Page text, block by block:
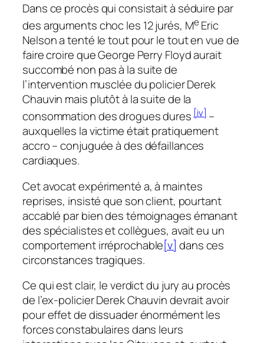
Dans ce procès qui consistait à séduire par
des arguments choc les 12 jurés, MeEric
Nelson a tenté le tout pour le tout en vue de
faire croire que George Perry Floyd aurait
succombé non pas à la suite de
l’intervention musclée du policier Derek
Chauvin mais plutôt à la suite de la
consommation des drogues dures [iv]–
auxquelles la victime était pratiquement
accro – conjuguée à des défaillances
cardiaques.
Cet avocat expérimenté a, à maintes
reprises, insisté que son client, pourtant
accablé par bien des témoignages émanant
des spécialistes et collègues, avait eu un
comportement irréprochable[v] dans ces
circonstances tragiques.
Ce qui est clair, le verdict du jury au procès
de l’ex-policier Derek Chauvin devrait avoir
pour effet de dissuader énormément les
forces constabulaires dans leurs